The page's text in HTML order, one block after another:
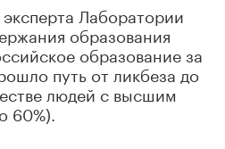
Лаборатории
образования
образование за
путь от ликбеза до
людей с высшим
60%).